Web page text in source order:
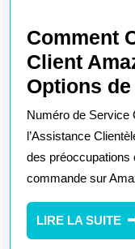
Comment
Client
Options
Numéro de Service
l’Assistance
des préoccupations
commande sur
LIRE LA SUITE